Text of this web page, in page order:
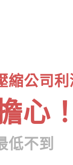
縮公司利
心！
低不到